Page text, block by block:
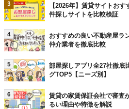
3
【2026年】賃貸サイトお
件探しサイトを比較検証
4
おすすめの良い不動産屋ラ
仲介業者を徹底比較
5
部屋探しアプリ全27社徹底
グTOP5【ニーズ別】
6
賃貸の家賃保証会社で審査
るい理由や特徴を解説